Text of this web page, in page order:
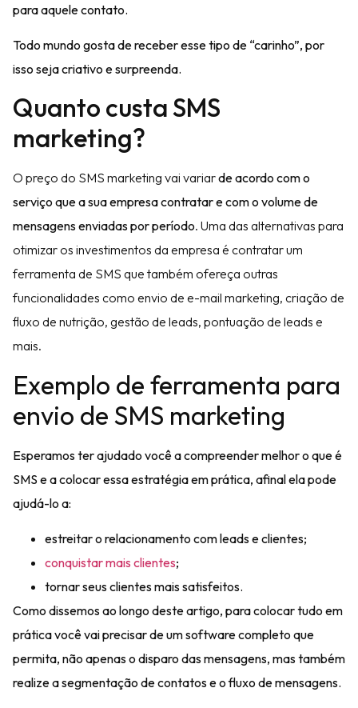
para aquele contato.
Todo mundo gosta de receber esse tipo de “carinho”, por
isso seja criativo e surpreenda.
Quanto custa SMS
marketing?
O preço do SMS marketing vai variarde acordo com o
serviço que a sua empresa contratar e com o volume de
mensagens enviadas por período. Uma das alternativas para
otimizar os investimentos da empresa é contratar um
ferramenta de SMS que também ofereça outras
funcionalidades como envio de e-mail marketing, criação de
fluxo de nutrição, gestão de leads, pontuação de leads e
mais.
Exemplo de ferramenta para
envio de SMS marketing
Esperamos ter ajudado você a compreender melhor o que é
SMS e a colocar essa estratégia em prática, afinal ela pode
ajudá-lo a:
estreitar o relacionamento com leads e clientes;
conquistar mais clientes;
tornar seus clientes mais satisfeitos.
Como dissemos ao longo deste artigo, para colocar tudo em
prática você vai precisar de umsoftwarecompleto que
permita, não apenas o disparo das mensagens, mas também
realize asegmentação de contatos e o fluxo de mensagens.